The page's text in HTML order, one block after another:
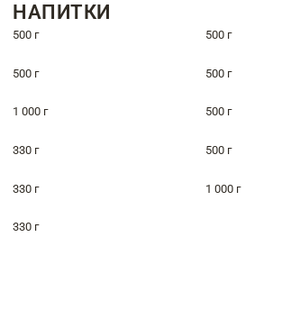
НАПИТКИ
500 г 500 г
500 г 500 г
1 000 г 500 г
330 г 500 г
330 г 1 000 г
330 г